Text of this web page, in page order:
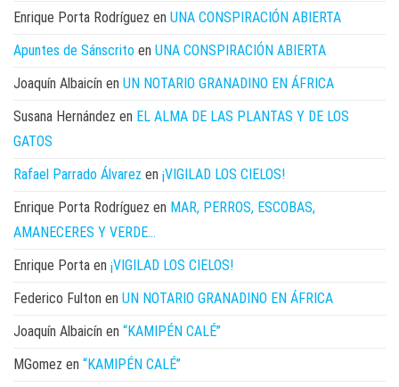
Enrique Porta Rodríguez en UNA CONSPIRACIÓN ABIERTA
Apuntes de Sánscrito en UNA CONSPIRACIÓN ABIERTA
Joaquín Albaicín en UN NOTARIO GRANADINO EN ÁFRICA
Susana Hernández en EL ALMA DE LAS PLANTAS Y DE LOS
GATOS
Rafael Parrado Álvarez en ¡VIGILAD LOS CIELOS!
Enrique Porta Rodríguez en MAR, PERROS, ESCOBAS,
AMANECERES Y VERDE…
Enrique Porta en ¡VIGILAD LOS CIELOS!
Federico Fulton en UN NOTARIO GRANADINO EN ÁFRICA
Joaquín Albaicín en “KAMIPÉN CALÉ”
MGomez en “KAMIPÉN CALÉ”